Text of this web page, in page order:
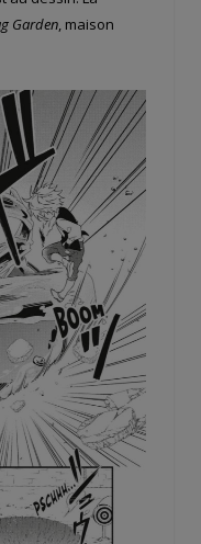
Garden, maison